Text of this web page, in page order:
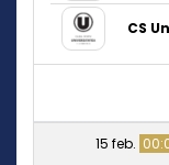
CS
15 feb.